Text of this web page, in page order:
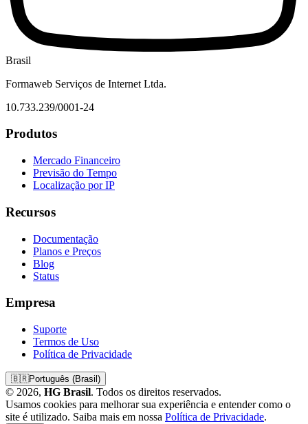
Brasil
Formaweb Serviços de Internet Ltda.
10.733.239/0001-24
Produtos
Mercado Financeiro
Previsão do Tempo
Localização por IP
Recursos
Documentação
Planos e Preços
Blog
Status
Empresa
Suporte
Termos de Uso
Política de Privacidade
🇧🇷Português (Brasil)
© 2026, HG Brasil. Todos os direitos reservados.
Usamos cookies para melhorar sua experiência e entender como o
site é utilizado. Saiba mais em nossa Política de Privacidade.